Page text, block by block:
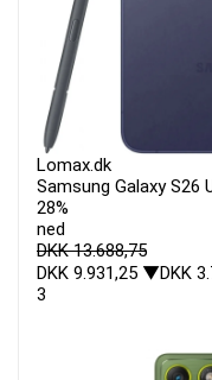
Lomax.dk
Samsung Galaxy S26
28%
ned
DKK 13.688,75
DKK 9.931,25 ▼DKK
3